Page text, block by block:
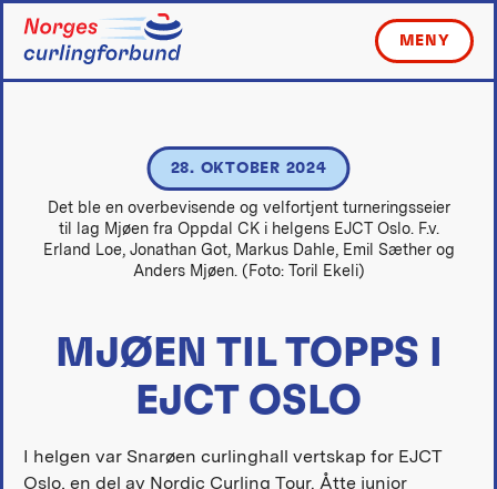
content
MENY
28. OKTOBER 2024
Det ble en overbevisende og velfortjent turneringsseier
til lag Mjøen fra Oppdal CK i helgens EJCT Oslo. F.v.
Erland Loe, Jonathan Got, Markus Dahle, Emil Sæther og
Anders Mjøen. (Foto: Toril Ekeli)
MJØEN TIL TOPPS I
EJCT OSLO
I helgen var Snarøen curlinghall vertskap for EJCT
Oslo, en del av Nordic Curling Tour. Åtte junior